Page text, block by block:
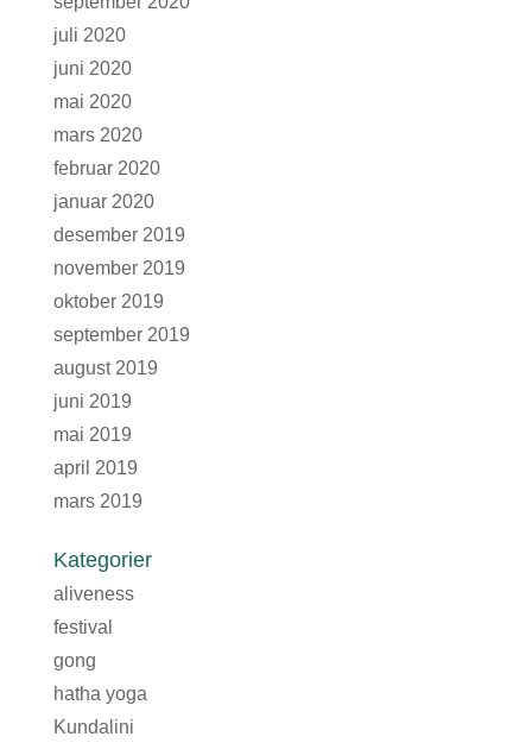
juli 2020
juni 2020
mai 2020
mars 2020
februar 2020
januar 2020
desember 2019
november 2019
oktober 2019
september 2019
august 2019
juni 2019
mai 2019
april 2019
mars 2019
Kategorier
aliveness
festival
gong
hatha yoga
Kundalini